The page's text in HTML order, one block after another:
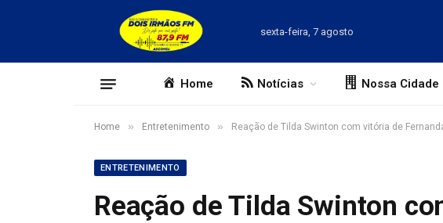
sexta-feira, 7 agosto
Home Notícias Nossa Cidade
Home » Entretenimento » Reação de Tilda Swinton com vitória de
ENTRETENIMENTO
Reação de Tilda Swinton